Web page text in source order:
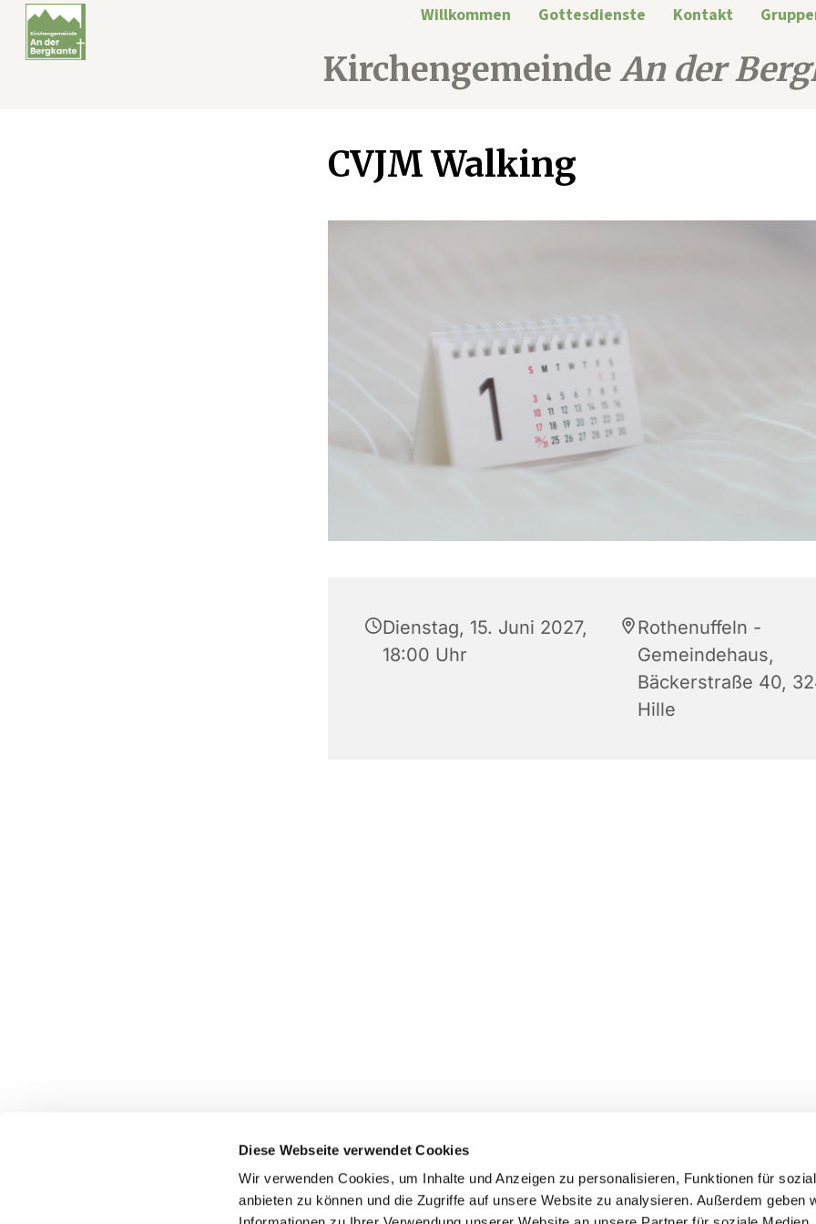
Diese Webseite verwendet Cookies
Wir verwenden Cookies, um Inhalte und Anzeigen zu personalisieren, Funktionen für
anbieten zu können und die Zugriffe auf unsere Website zu analysieren. Außerdem geben
Willkommen Gottesdienste Kontakt
KirchengemeindeAn der
CVJM Walking
Dienstag, 15. Juni 2027,
18:00 Uhr
Rothenuffeln -
Gemeindehaus,
Bäckerstraße 40,
Hille
Startseite Gottesdienste Gemeindebüros Gruppen & Kreise